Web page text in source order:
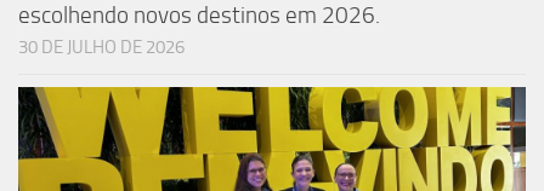
escolhendo novos destinos em 2026.
30 DE JULHO DE 2026